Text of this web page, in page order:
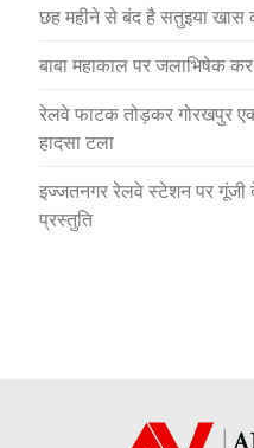
छह महीने से बंद है सतुइया खास
बाबा महाकाल पर जलाभिषेक
रेलवे फाटक तोड़कर गोरखपुर
हादसा टला
इज्जतनगर रेलवे स्टेशन पर गूंजी
प्रस्तुति